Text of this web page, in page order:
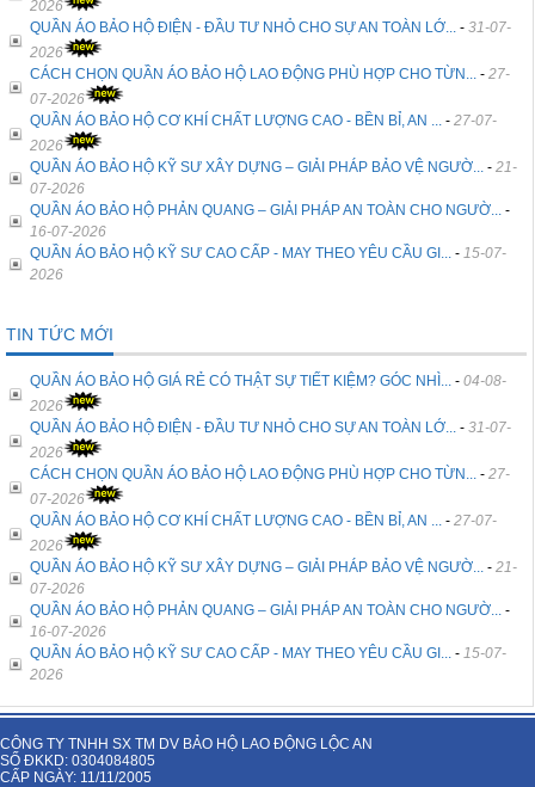
2026
QUẦN ÁO BẢO HỘ ĐIỆN - ĐẦU TƯ NHỎ CHO SỰ AN TOÀN LỚ...
- 31-07-
2026
CÁCH CHỌN QUẦN ÁO BẢO HỘ LAO ĐỘNG PHÙ HỢP CHO TỪN...
- 27-
07-2026
QUẦN ÁO BẢO HỘ CƠ KHÍ CHẤT LƯỢNG CAO - BỀN BỈ, AN ...
- 27-07-
2026
QUẦN ÁO BẢO HỘ KỸ SƯ XÂY DỰNG – GIẢI PHÁP BẢO VỆ NGƯỜ...
- 21-
07-2026
QUẦN ÁO BẢO HỘ PHẢN QUANG – GIẢI PHÁP AN TOÀN CHO NGƯỜ...
-
16-07-2026
QUẦN ÁO BẢO HỘ KỸ SƯ CAO CẤP - MAY THEO YÊU CẦU GI...
- 15-07-
2026
TIN TỨC MỚI
QUẦN ÁO BẢO HỘ GIÁ RẺ CÓ THẬT SỰ TIẾT KIỆM? GÓC NHÌ... - 04-08-
2026
QUẦN ÁO BẢO HỘ ĐIỆN - ĐẦU TƯ NHỎ CHO SỰ AN TOÀN LỚ...
- 31-07-
2026
CÁCH CHỌN QUẦN ÁO BẢO HỘ LAO ĐỘNG PHÙ HỢP CHO TỪN...
- 27-
07-2026
QUẦN ÁO BẢO HỘ CƠ KHÍ CHẤT LƯỢNG CAO - BỀN BỈ, AN ...
- 27-07-
2026
QUẦN ÁO BẢO HỘ KỸ SƯ XÂY DỰNG – GIẢI PHÁP BẢO VỆ NGƯỜ...
- 21-
07-2026
QUẦN ÁO BẢO HỘ PHẢN QUANG – GIẢI PHÁP AN TOÀN CHO NGƯỜ...
-
16-07-2026
QUẦN ÁO BẢO HỘ KỸ SƯ CAO CẤP - MAY THEO YÊU CẦU GI...
- 15-07-
2026
CÔNG TY TNHH SX TM DV BẢO HỘ LAO ĐỘNG LỘC AN
SỐ ĐKKD: 0304084805
CẤP NGÀY: 11/11/2005